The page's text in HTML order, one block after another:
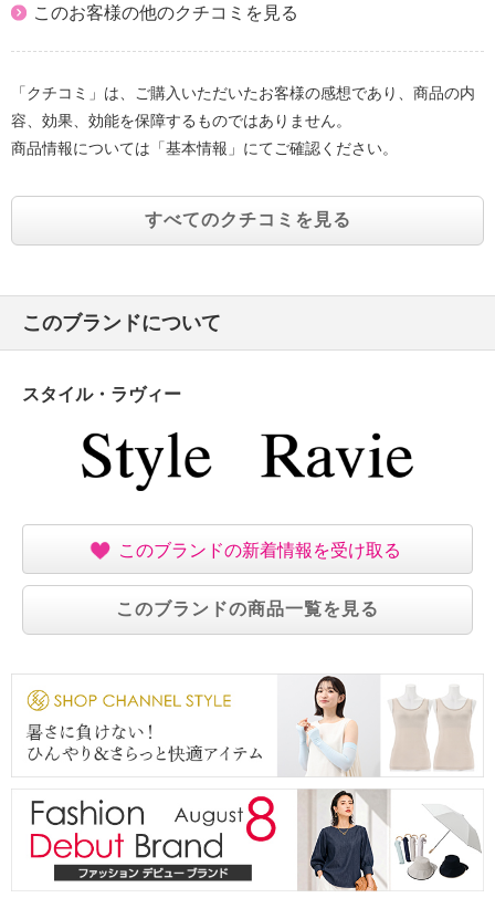
このお客様の他のクチコミを見る
「クチコミ」は、ご購入いただいたお客様の感想であり、商品の内
容、効果、効能を保障するものではありません。
商品情報については「基本情報」にてご確認ください。
すべてのクチコミを見る
このブランドについて
スタイル・ラヴィー
このブランドの新着情報を受け取る
このブランドの商品一覧を見る